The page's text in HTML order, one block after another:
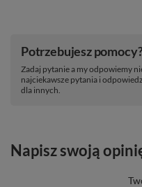
Potrzebujesz
Zadaj pytanie a my odpowiemy
najciekawsze pytania i
dla innych.
Napisz swoją